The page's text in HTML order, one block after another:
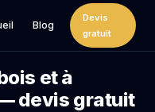
Blog
Devis
gratuit
et à
devis gratuit